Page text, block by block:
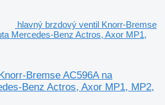
hlavný brzdový ventil Knorr-Bremse
Mercedes-Benz Actros, Axor MP1,
Bremse AC596A na
Benz Actros, Axor MP1, MP2,